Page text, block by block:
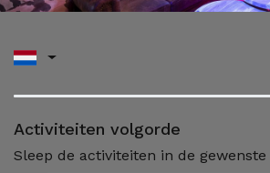
Activiteiten volgorde
Sleep de activiteiten in de gewenste